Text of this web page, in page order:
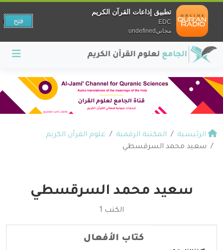
الرئيسية المكتبة الرقمية
علوم القرآن الكريم
سعيد محمد السرقسطي
سعيد محمد السرقسطي
الكتب 1
كتاب الأفعال
تطبيق إذاعات القرآن الكريم
EDC
مجانيundefined
فتح